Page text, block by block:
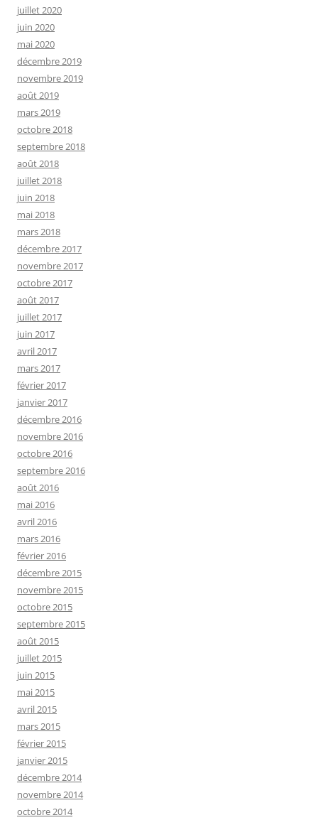
juillet 2020
juin 2020
mai 2020
décembre 2019
novembre 2019
août 2019
mars 2019
octobre 2018
septembre 2018
août 2018
juillet 2018
juin 2018
mai 2018
mars 2018
décembre 2017
novembre 2017
octobre 2017
août 2017
juillet 2017
juin 2017
avril 2017
mars 2017
février 2017
janvier 2017
décembre 2016
novembre 2016
octobre 2016
septembre 2016
août 2016
mai 2016
avril 2016
mars 2016
février 2016
décembre 2015
novembre 2015
octobre 2015
septembre 2015
août 2015
juillet 2015
juin 2015
mai 2015
avril 2015
mars 2015
février 2015
janvier 2015
décembre 2014
novembre 2014
octobre 2014